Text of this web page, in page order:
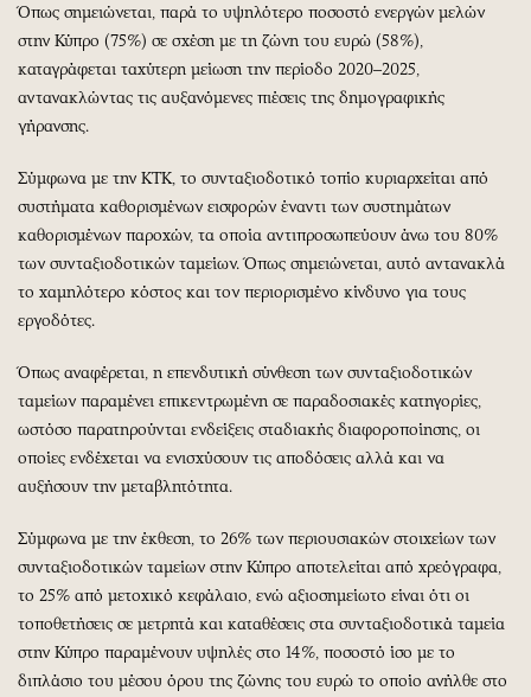
Όπως σημειώνεται, παρά το υψηλότερο ποσοστό ενεργών μελών
στην Κύπρο (75%) σε σχέση με τη ζώνη του ευρώ (58%),
καταγράφεται ταχύτερη μείωση την περίοδο 2020–2025,
αντανακλώντας τις αυξανόμενες πιέσεις της δημογραφικής
γήρανσης.
Σύμφωνα με την ΚΤΚ, το συνταξιοδοτικό τοπίο κυριαρχείται από
συστήματα καθορισμένων εισφορών έναντι των συστημάτων
καθορισμένων παροχών, τα οποία αντιπροσωπεύουν άνω του 80%
των συνταξιοδοτικών ταμείων. Όπως σημειώνεται, αυτό αντανακλά
το χαμηλότερο κόστος και τον περιορισμένο κίνδυνο για τους
εργοδότες.
Όπως αναφέρεται, η επενδυτική σύνθεση των συνταξιοδοτικών
ταμείων παραμένει επικεντρωμένη σε παραδοσιακές κατηγορίες,
ωστόσο παρατηρούνται ενδείξεις σταδιακής διαφοροποίησης, οι
οποίες ενδέχεται να ενισχύσουν τις αποδόσεις αλλά και να
αυξήσουν την μεταβλητότητα.
Σύμφωνα με την έκθεση, το 26% των περιουσιακών στοιχείων των
συνταξιοδοτικών ταμείων στην Κύπρο αποτελείται από χρεόγραφα,
το 25% από μετοχικό κεφάλαιο, ενώ αξιοσημείωτο είναι ότι οι
τοποθετήσεις σε μετρητά και καταθέσεις στα συνταξιοδοτικά ταμεία
στην Κύπρο παραμένουν υψηλές στο 14%, ποσοστό ίσο με το
διπλάσιο του μέσου όρου της ζώνης του ευρώ το οποίο ανήλθε στο